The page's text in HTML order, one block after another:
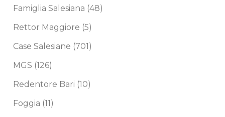
Famiglia Salesiana (48)
Rettor Maggiore (5)
Case Salesiane (701)
MGS (126)
Redentore Bari (10)
Foggia (11)